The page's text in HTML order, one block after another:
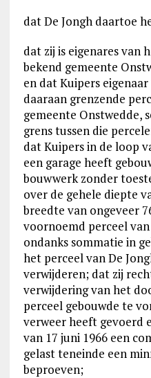
dat De Jongh daartoe
dat zij is eigenares van
bekend gemeente
en dat Kuipers
daaraan grenzende
gemeente Onstwedde,
grens tussen die
dat Kuipers in de loop
een garage heeft
bouwwerk zonder
over de gehele diepte
breedte van ongeveer
voornoemd perceel
ondanks sommatie in
het perceel van De
verwijderen; dat zij
verwijdering van het
perceel gebouwde te
verweer heeft gevoerd
van 17 juni 1966 een
gelast teneinde een
beproeven;